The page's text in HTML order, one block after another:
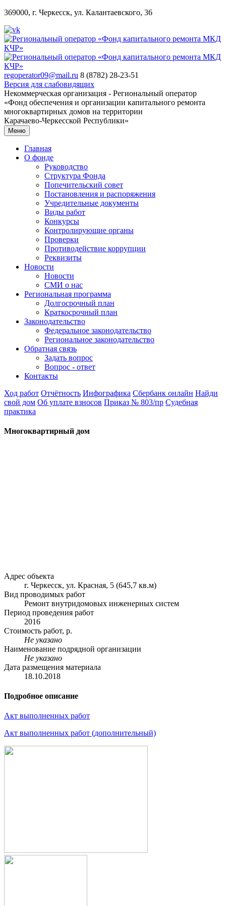
369000, г. Черкесск, ул. Калантаевского, 36
regoperator09@mail.ru 8 (8782) 28-23-51
Версия для слабовидящих
Некоммерческая организация - Региональный оператор
«Фонд обеспечения и организации капитального ремонта
многоквартирных домов на территории
Карачаево-Черкесской Республики»
Меню
Главная
О фонде
Руководство
Структура Фонда
Попечительский совет
Постановления и распоряжения
Учредительные документы
Виды работ
Конкурсы
Контролирующие органы
Проверки
Противодействие коррупции
Реквизиты
Новости
Новости
СМИ о нас
Региональная программа
Долгосрочный план
Краткосрочный план
Законодательство
Федеральное законодательство
Региональное законодательство
Обратная связь
Задать вопрос
Вопрос - ответ
Контакты
Ход работ Отчётность Инфографика Сбербанк онлайн Найди
свой дом Об уплате взносов Приказ № 803/пр Судебная
практика
Многоквартирный дом
Адрес объекта
г. Черкесск, ул. Красная, 5 (645,7 кв.м)
Вид проводимых работ
Ремонт внутридомовых инженерных систем
Период проведения работ
2016
Стоимость работ, р.
Не указано
Наименование подрядной организации
Не указано
Дата размещения материала
18.10.2018
Подробное описание
Акт выполненных работ
Акт выполненных работ (дополнительный)